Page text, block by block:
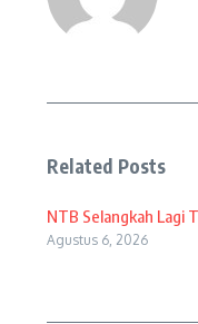
Related Posts
NTB Selangkah Lagi
Agustus 6, 2026